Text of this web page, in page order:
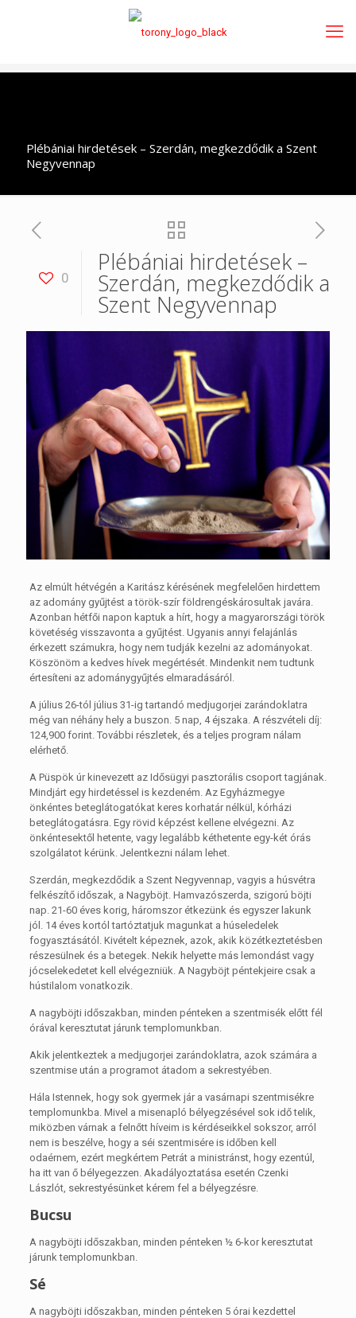
Plébániai hirdetések – Szerdán, megkezdődik a Szent
Negyvennap
0
Plébániai hirdetések –
Szerdán, megkezdődik a
Szent Negyvennap
Az elmúlt hétvégén a Karitász kérésének megfelelően hirdettem
az adomány gyűjtést a török-szír földrengéskárosultak javára.
Azonban hétfői napon kaptuk a hírt, hogy a magyarországi török
követéség visszavonta a gyűjtést. Ugyanis annyi felajánlás
érkezett számukra, hogy nem tudják kezelni az adományokat.
Köszönöm a kedves hívek megértését. Mindenkit nem tudtunk
értesíteni az adománygyűjtés elmaradásáról.
A július 26-tól július 31-ig tartandó medjugorjei zarándoklatra
még van néhány hely a buszon. 5 nap, 4 éjszaka. A részvételi díj:
124,900 forint. További részletek, és a teljes program nálam
elérhető.
A Püspök úr kinevezett az Idősügyi pasztorális csoport tagjának.
Mindjárt egy hirdetéssel is kezdeném. Az Egyházmegye
önkéntes beteglátogatókat keres korhatár nélkül, kórházi
beteglátogatásra. Egy rövid képzést kellene elvégezni. Az
önkéntesektől hetente, vagy legalább kéthetente egy-két órás
szolgálatot kérünk. Jelentkezni nálam lehet.
Szerdán, megkezdődik a Szent Negyvennap, vagyis a húsvétra
felkészítő időszak, a Nagyböjt. Hamvazószerda, szigorú böjti
nap. 21-60 éves korig, háromszor étkezünk és egyszer lakunk
jól. 14 éves kortól tartóztatjuk magunkat a húseledelek
fogyasztásától. Kivételt képeznek, azok, akik közétkeztetésben
részesülnek és a betegek. Nekik helyette más lemondást vagy
jócselekedetet kell elvégezniük. A Nagyböjt péntekjeire csak a
hústilalom vonatkozik.
A nagyböjti időszakban, minden pénteken a szentmisék előtt fél
órával keresztutat járunk templomunkban.
Akik jelentkeztek a medjugorjei zarándoklatra, azok számára a
szentmise után a programot átadom a sekrestyében.
Hála Istennek, hogy sok gyermek jár a vasárnapi szentmisékre
templomunkba. Mivel a misenapló bélyegzésével sok idő telik,
miközben várnak a felnőtt híveim is kérdéseikkel sokszor, arról
nem is beszélve, hogy a séi szentmisére is időben kell
odaérnem, ezért megkértem Petrát a ministránst, hogy ezentúl,
ha itt van ő bélyegezzen. Akadályoztatása esetén Czenki
Lászlót, sekrestyésünket kérem fel a bélyegzésre.
Bucsu
A nagyböjti időszakban, minden pénteken ½ 6-kor keresztutat
járunk templomunkban.
Sé
A nagyböjti időszakban, minden pénteken 5 órai kezdettel